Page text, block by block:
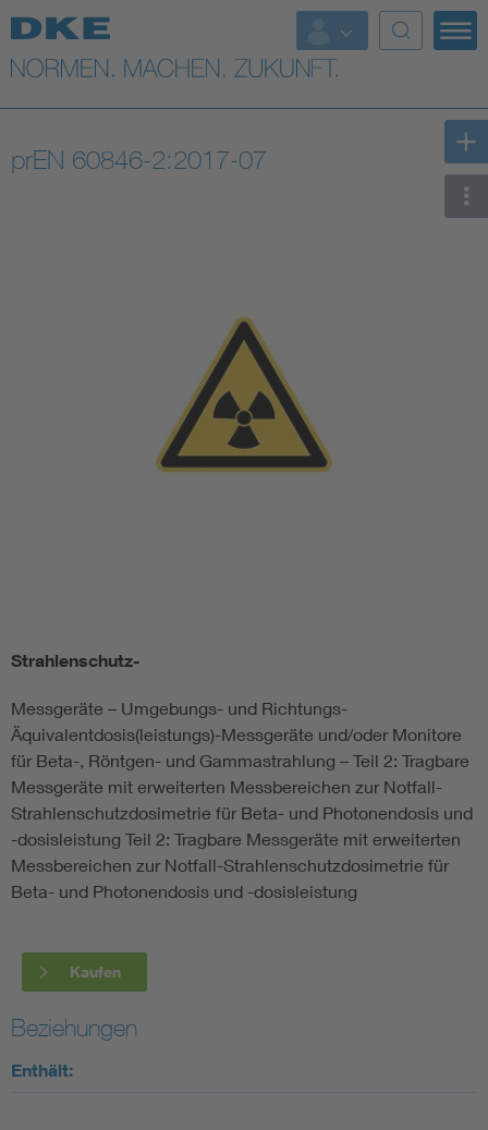
Top-Themen
VDE Fokusthemen
Digital Security
Circular Economy für mehr Ressourceneffizienz
Cybersecurity in der Industrieautomatisierung
DIN VDE 0100 für sichere Elektroinstallationen
Elektrofachkraft (EFK)
prEN 60846-2:2017-07
Strahlenschutz-
Messgeräte – Umgebungs- und Richtungs-
Äquivalentdosis(leistungs)-Messgeräte und/oder Monitore
für Beta-, Röntgen- und Gammastrahlung – Teil 2: Tragbare
Messgeräte mit erweiterten Messbereichen zur Notfall-
Strahlenschutzdosimetrie für Beta- und Photonendosis und
-dosisleistung Teil 2: Tragbare Messgeräte mit erweiterten
Messbereichen zur Notfall-Strahlenschutzdosimetrie für
Beta- und Photonendosis und -dosisleistung
Kaufen
Beziehungen
Enthält: